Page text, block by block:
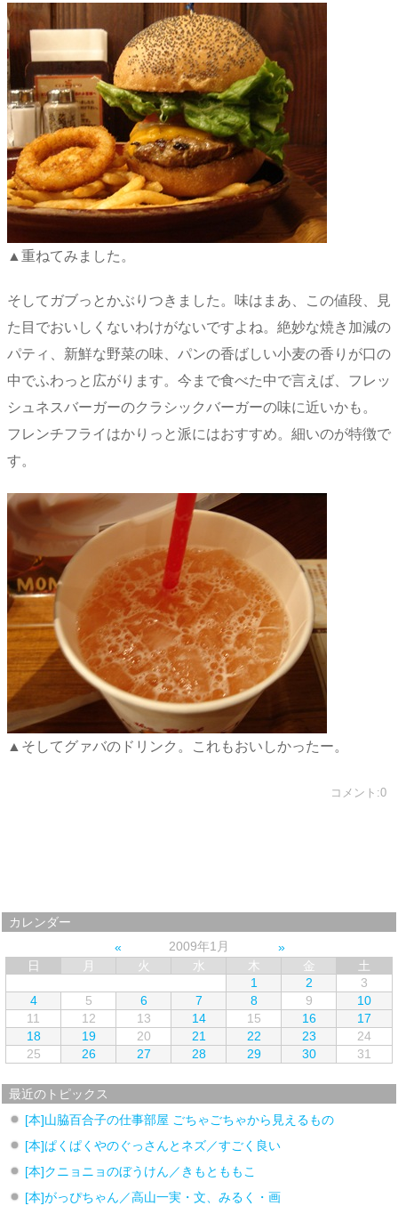
▲重ねてみました。
そしてガブっとかぶりつきました。味はまあ、この値段、見
た目でおいしくないわけがないですよね。絶妙な焼き加減の
パティ、新鮮な野菜の味、パンの香ばしい小麦の香りが口の
中でふわっと広がります。今まで食べた中で言えば、フレッ
シュネスバーガーのクラシックバーガーの味に近いかも。
フレンチフライはかりっと派にはおすすめ。細いのが特徴で
す。
▲そしてグァバのドリンク。これもおいしかったー。
コメント:0
カレンダー
2009年1月
日
月 火 水 木 金
土
1
2
3
4
5 6 7 8 9
10
11
12 13 14 15 16
17
18
19 20 21 22 23
24
25
26 27 28 29 30 31
最近のトピックス
[本]山脇百合子の仕事部屋 ごちゃごちゃから見えるもの
[本]ぱくぱくやのぐっさんとネズ／すごく良い
[本]クニョニョのぼうけん／きもとももこ
[本]がっぴちゃん／高山一実・文、みるく・画